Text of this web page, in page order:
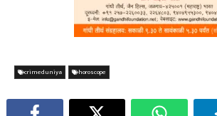
crimeduniya horoscope